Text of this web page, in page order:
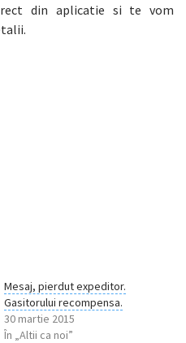
din aplicatie si te vom
Mesaj, pierdut expeditor.
Gasitorului recompensa.
30 martie 2015
În „Altii ca noi”